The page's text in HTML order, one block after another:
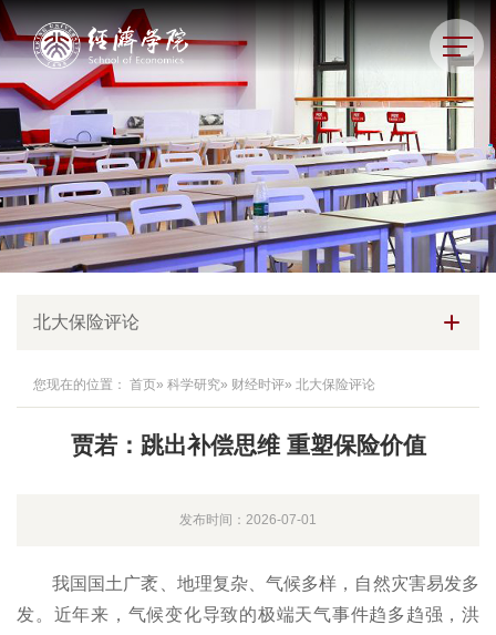
北大保险评论
您现在的位置： 首页» 科学研究» 财经时评» 北大保险评论
贾若：跳出补偿思维 重塑保险价值
发布时间：2026-07-01
我国国土广袤、地理复杂、气候多样，自然灾害易发多
发。近年来，气候变化导致的极端天气事件趋多趋强，洪